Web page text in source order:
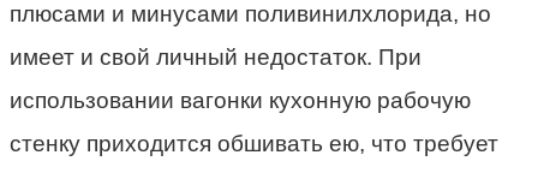
плюсами и минусами поливинилхлорида, но
имеет и свой личный недостаток. При
использовании вагонки кухонную рабочую
стенку приходится обшивать ею, что требует